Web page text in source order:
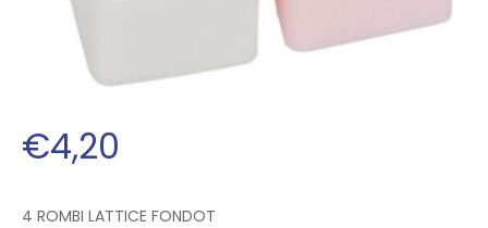
€4,20
4 ROMBI LATTICE FONDOT